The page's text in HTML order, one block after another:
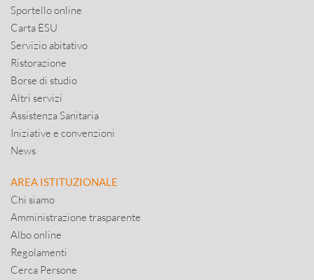
Sportello online
Carta ESU
Servizio abitativo
Ristorazione
Borse di studio
Altri servizi
Assistenza Sanitaria
Iniziative e convenzioni
News
AREA ISTITUZIONALE
Chi siamo
Amministrazione trasparente
Albo online
Regolamenti
Cerca Persone